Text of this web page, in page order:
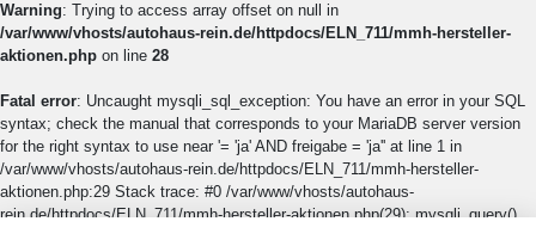
Warning: Trying to access array offset on null in
/var/www/vhosts/autohaus-rein.de/httpdocs/ELN_711/mmh-hersteller-
aktionen.php on line 28
Fatal error: Uncaught mysqli_sql_exception: You have an error in your SQL
syntax; check the manual that corresponds to your MariaDB server version
for the right syntax to use near '= 'ja' AND freigabe = 'ja'' at line 1 in
/var/www/vhosts/autohaus-rein.de/httpdocs/ELN_711/mmh-hersteller-
aktionen.php:29 Stack trace: #0 /var/www/vhosts/autohaus-
rein.de/httpdocs/ELN_711/mmh-hersteller-aktionen.php(29): mysqli_query()